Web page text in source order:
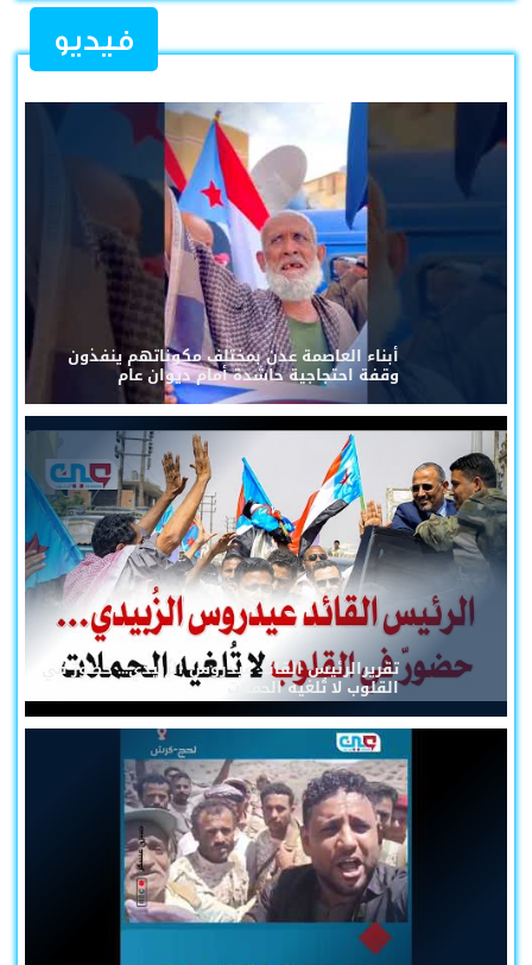
فيديو
أبناء العاصمة عدن بمختلف مكوناتهم ينفذون
وقفة احتجاجية حاشدة أمام ديوان عام
تقريرالرئيس القائد عيدروس الزُبيدي... حضورٌ في
القلوب لا تُلغيه الحملات